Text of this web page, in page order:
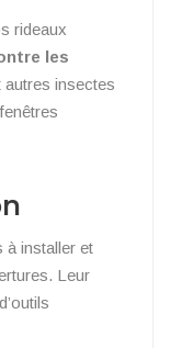
rideaux
les
insectes
à installer et
Leur